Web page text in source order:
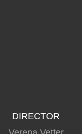
DIRECTOR